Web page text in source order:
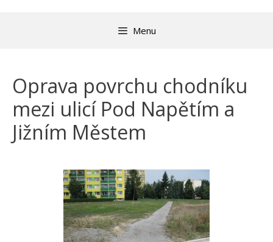
Menu
Oprava povrchu chodníku
mezi ulicí Pod Napětím a
Jižním Městem